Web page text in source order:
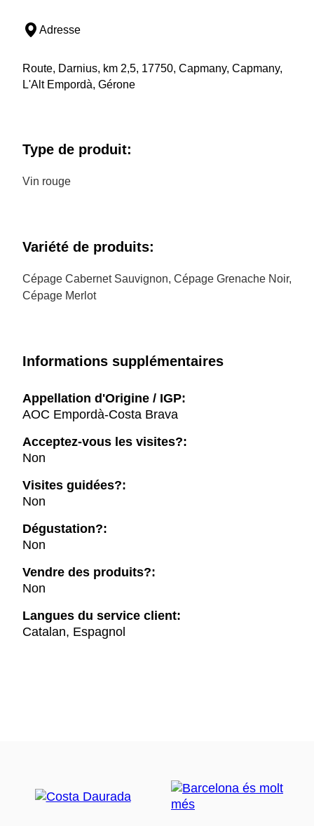
Adresse
Route, Darnius, km 2,5, 17750, Capmany, Capmany,
L'Alt Empordà, Gérone
Type de produit:
Vin rouge
Variété de produits:
Cépage Cabernet Sauvignon, Cépage Grenache Noir,
Cépage Merlot
Informations supplémentaires
Appellation d'Origine / IGP:
AOC Empordà-Costa Brava
Acceptez-vous les visites?:
Non
Visites guidées?:
Non
Dégustation?:
Non
Vendre des produits?:
Non
Langues du service client:
Catalan, Espagnol